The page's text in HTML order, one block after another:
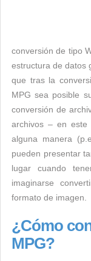
conversión de tipo
estructura de datos
que tras la
MPG sea posible
conversión de
archivos – en este
alguna manera
pueden presentar
lugar cuando
imaginarse
formato de imagen.
¿Cómo
MPG?